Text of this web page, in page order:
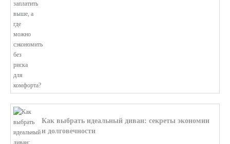
Как выбрать идеальный диван: секреты экономии
и долговечности